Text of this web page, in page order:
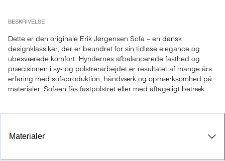
BESKRIVELSE
Dette er den originale Erik Jørgensen Sofa – en dansk
designklassiker, der er beundret for sin tidløse elegance og
ubesværede komfort. Hyndernes afbalancerede fasthed og
præcisionen i sy- og polstrerarbejdet er resultatet af mange års
erfaring med sofaproduktion, håndværk og opmærksomhed på
materialer. Sofaen fås fastpolstret eller med aftageligt betræk.
Materialer